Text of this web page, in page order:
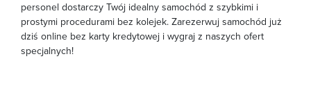
personel dostarczy Twój idealny samochód z szybkimi i
prostymi procedurami bez kolejek. Zarezerwuj samochód już
dziś online bez karty kredytowej i wygraj z naszych ofert
specjalnych!